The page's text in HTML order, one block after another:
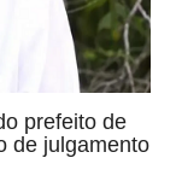
prefeito de
de julgamento